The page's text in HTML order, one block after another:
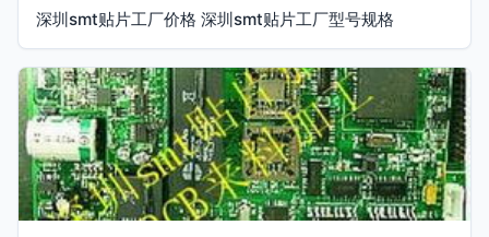
深圳smt贴片工厂价格 深圳smt贴片工厂型号规格